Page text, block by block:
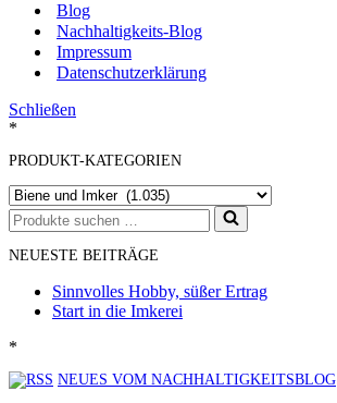
Blog
Nachhaltigkeits-Blog
Impressum
Datenschutzerklärung
Schließen
*
PRODUKT-KATEGORIEN
Suchen
nach …
NEUESTE BEITRÄGE
Sinnvolles Hobby, süßer Ertrag
Start in die Imkerei
*
NEUES VOM NACHHALTIGKEITSBLOG